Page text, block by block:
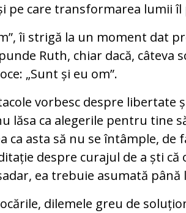
pe care transformarea lumii îl
îi strigă la un moment dat
Ruth, chiar dacă, câteva
„Sunt și eu om”.
vorbesc despre libertate
lăsa ca alegerile pentru tine
ca asta să nu se întâmple, de
despre curajul de a ști că
ea trebuie asumată până
dilemele greu de